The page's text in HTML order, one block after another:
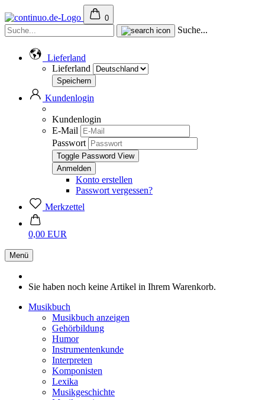
0
Suche...
Lieferland
Lieferland
Kundenlogin
Kundenlogin
E-Mail
Passwort
Toggle Password View
Konto erstellen
Passwort vergessen?
Merkzettel
0,00 EUR
Menü
Sie haben noch keine Artikel in Ihrem Warenkorb.
Musikbuch
Musikbuch anzeigen
Gehörbildung
Humor
Instrumentenkunde
Interpreten
Komponisten
Lexika
Musikgeschichte